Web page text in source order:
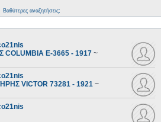
Βαθύτερες αναζητήσεις;
E-3665 - 1917 ~
VICTOR 73281 - 1921 ~